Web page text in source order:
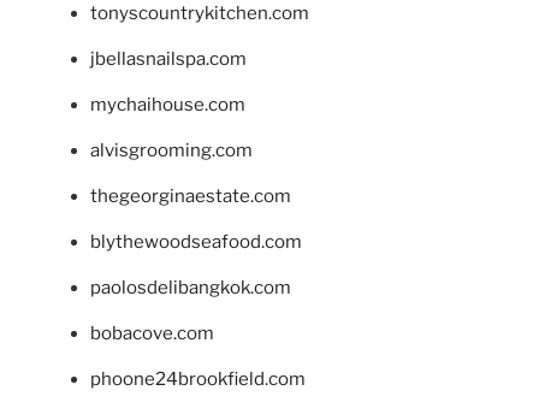
tonyscountrykitchen.com
jbellasnailspa.com
mychaihouse.com
alvisgrooming.com
thegeorginaestate.com
blythewoodseafood.com
paolosdelibangkok.com
bobacove.com
phoone24brookfield.com